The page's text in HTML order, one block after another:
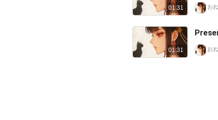
01:31 お
01:31 お